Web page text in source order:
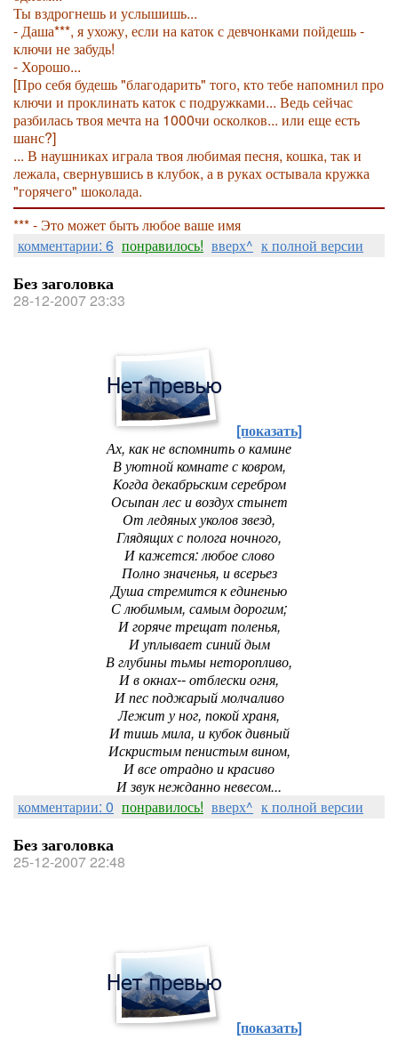
Ты вздрогнешь и услышишь...
- Даша***, я ухожу, если на каток с девчонками пойдешь -
ключи не забудь!
- Хорошо...
[Про себя будешь"благодарить" того, кто тебе напомнил про
ключи и проклинать каток с подружками... Ведь сейчас
разбилась твоя мечта на 1000чи осколков... или еще есть
шанс?]
... В наушниках играла твоя любимая песня, кошка, так и
лежала, свернувшись в клубок, а в руках остывала кружка
"горячего" шоколада.
*** - Это может быть любое ваше имя
комментарии: 6 понравилось! вверх^ к полной версии
Без заголовка
28-12-2007 23:33
[показать]
Ах, как не вспомнить о камине
В уютной комнате с ковром,
Когда декабрьским серебром
Осыпан лес и воздух стынет
От ледяных уколов звезд,
Глядящих с полога ночного,
И кажется: любое слово
Полно значенья, и всерьез
Душа стремится к единенью
С любимым, самым дорогим;
И горяче трещат поленья,
И уплывает синий дым
В глубины тьмы неторопливо,
И в окнах-- отблески огня,
И пес поджарый молчаливо
Лежит у ног, покой храня,
И тишь мила, и кубок дивный
Искристым пенистым вином,
И все отрадно и красиво
И звук нежданно невесом...
комментарии: 0 понравилось! вверх^ к полной версии
Без заголовка
25-12-2007 22:48
[показать]